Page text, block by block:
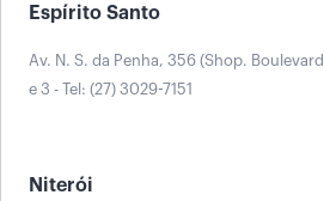
Espírito Santo
Av. N. S. da Penha, 356 (Shop.
e 3 - Tel: (27) 3029-7151
Niterói